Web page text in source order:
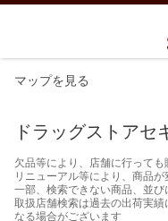
マップを見る
ドラッグストアセ
欠品等により、店舗に行って
リニューアル等により、商品
一部、検索できない商品、並
取扱店舗検索は過去の出荷実
なる場合がございます